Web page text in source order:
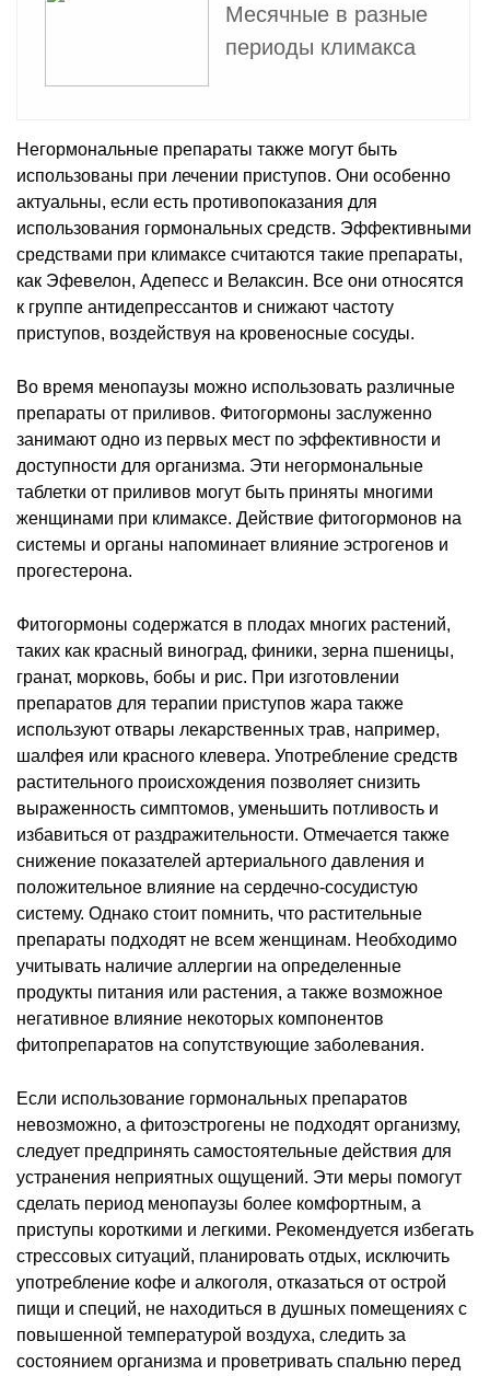
Месячные в разные
периоды климакса
Негормональные препараты также могут быть
использованы при лечении приступов. Они особенно
актуальны, если есть противопоказания для
использования гормональных средств. Эффективными
средствами при климаксе считаются такие препараты,
как Эфевелон, Адепесс и Велаксин. Все они относятся
к группе антидепрессантов и снижают частоту
приступов, воздействуя на кровеносные сосуды.
Во время менопаузы можно использовать различные
препараты от приливов. Фитогормоны заслуженно
занимают одно из первых мест по эффективности и
доступности для организма. Эти негормональные
таблетки от приливов могут быть приняты многими
женщинами при климаксе. Действие фитогормонов на
системы и органы напоминает влияние эстрогенов и
прогестерона.
Фитогормоны содержатся в плодах многих растений,
таких как красный виноград, финики, зерна пшеницы,
гранат, морковь, бобы и рис. При изготовлении
препаратов для терапии приступов жара также
используют отвары лекарственных трав, например,
шалфея или красного клевера. Употребление средств
растительного происхождения позволяет снизить
выраженность симптомов, уменьшить потливость и
избавиться от раздражительности. Отмечается также
снижение показателей артериального давления и
положительное влияние на сердечно-сосудистую
систему. Однако стоит помнить, что растительные
препараты подходят не всем женщинам. Необходимо
учитывать наличие аллергии на определенные
продукты питания или растения, а также возможное
негативное влияние некоторых компонентов
фитопрепаратов на сопутствующие заболевания.
Если использование гормональных препаратов
невозможно, а фитоэстрогены не подходят организму,
следует предпринять самостоятельные действия для
устранения неприятных ощущений. Эти меры помогут
сделать период менопаузы более комфортным, а
приступы короткими и легкими. Рекомендуется избегать
стрессовых ситуаций, планировать отдых, исключить
употребление кофе и алкоголя, отказаться от острой
пищи и специй, не находиться в душных помещениях с
повышенной температурой воздуха, следить за
состоянием организма и проветривать спальню перед